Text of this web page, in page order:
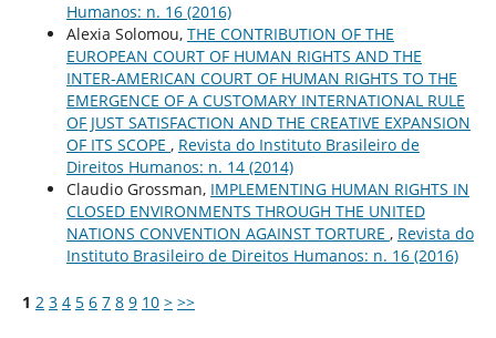
Humanos: n. 16 (2016)
Alexia Solomou, THE CONTRIBUTION OF THE
EUROPEAN COURT OF HUMAN RIGHTS AND THE
INTER-AMERICAN COURT OF HUMAN RIGHTS TO THE
EMERGENCE OF A CUSTOMARY INTERNATIONAL RULE
OF JUST SATISFACTION AND THE CREATIVE EXPANSION
OF ITS SCOPE , Revista do Instituto Brasileiro de
Direitos Humanos: n. 14 (2014)
Claudio Grossman, IMPLEMENTING HUMAN RIGHTS IN
CLOSED ENVIRONMENTS THROUGH THE UNITED
NATIONS CONVENTION AGAINST TORTURE , Revista do
Instituto Brasileiro de Direitos Humanos: n. 16 (2016)
1 2 3 4 5 6 7 8 9 10 > >>